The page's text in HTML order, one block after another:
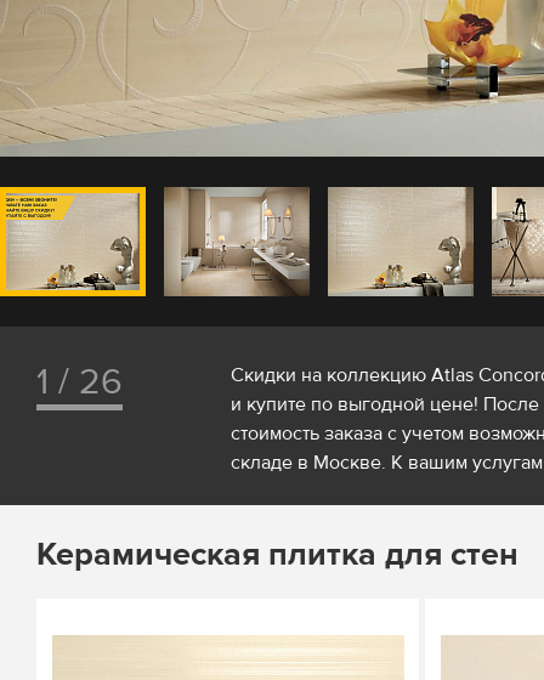
1 / 26
Скидки на коллекцию Atlas
и купите по выгодной цене!
стоимость заказа с учетом
складе в Москве. К вашим услугам
Керамическая плитка для стен